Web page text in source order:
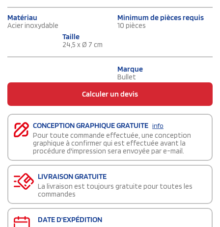
Matériau
Acier inoxydable
Minimum de pièces requis
10 pièces
Taille
24,5 x Ø 7 cm
Marque
Bullet
Calculer un devis
CONCEPTION GRAPHIQUE GRATUITE info
Pour toute commande effectuée, une conception
graphique à confirmer qui est effectuée avant la
procédure d'impression sera envoyée par e-mail.
LIVRAISON GRATUITE
La livraison est toujours gratuite pour toutes les
commandes
DATE D'EXPÉDITION